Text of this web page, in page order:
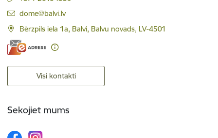
E-pasts:
dome@balvi.lv
Bērzpils iela 1a, Balvi, Balvu novads, LV-4501
Visi kontakti
Sekojiet mums